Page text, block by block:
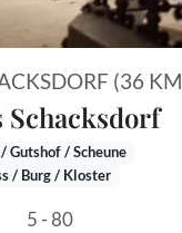
(36 KM)
Schacksdorf
Gutshof / Scheune
/ Burg / Kloster
5 - 80